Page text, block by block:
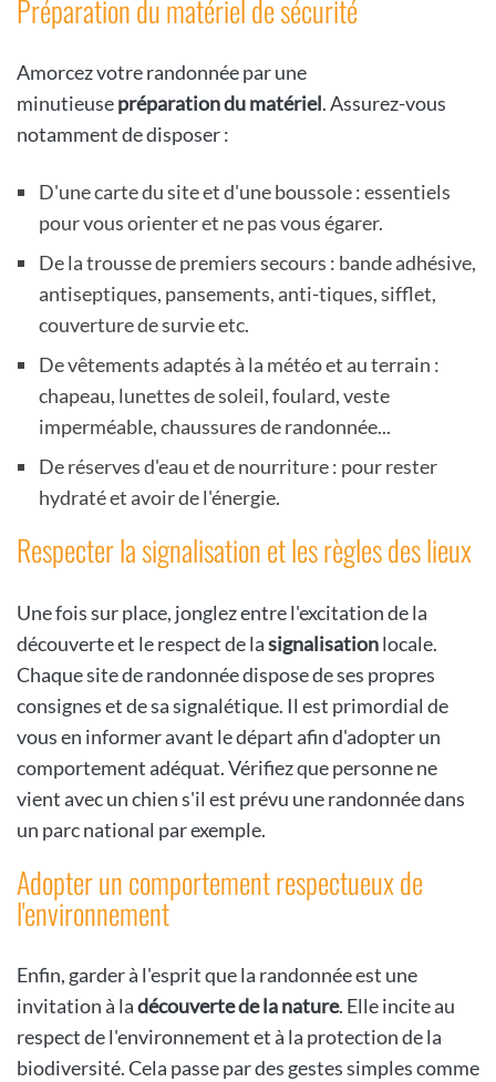
Préparation du matériel de sécurité
Amorcez votre randonnée par une
minutieusepréparation du matériel. Assurez-vous
notamment de disposer :
D'une carte du site et d'une boussole : essentiels
pour vous orienter et ne pas vous égarer.
De la trousse de premiers secours : bande adhésive,
antiseptiques, pansements, anti-tiques, sifflet,
couverture de survie etc.
De vêtements adaptés à la météo et au terrain :
chapeau, lunettes de soleil, foulard, veste
imperméable, chaussures de randonnée...
De réserves d'eau et de nourriture : pour rester
hydraté et avoir de l'énergie.
Respecter la signalisation et les règles des lieux
Une fois sur place, jonglez entre l'excitation de la
découverte et le respect de lasignalisationlocale.
Chaque site de randonnée dispose de ses propres
consignes et de sa signalétique. Il est primordial de
vous en informer avant le départ afin d'adopter un
comportement adéquat. Vérifiez que personne ne
vient avec un chien s'il est prévu une randonnée dans
un parc national par exemple.
Adopter un comportement respectueux de
l'environnement
Enfin, garder à l'esprit que la randonnée est une
invitation à ladécouverte de la nature. Elle incite au
respect de l'environnement et à la protection de la
biodiversité. Cela passe par des gestes simples comme